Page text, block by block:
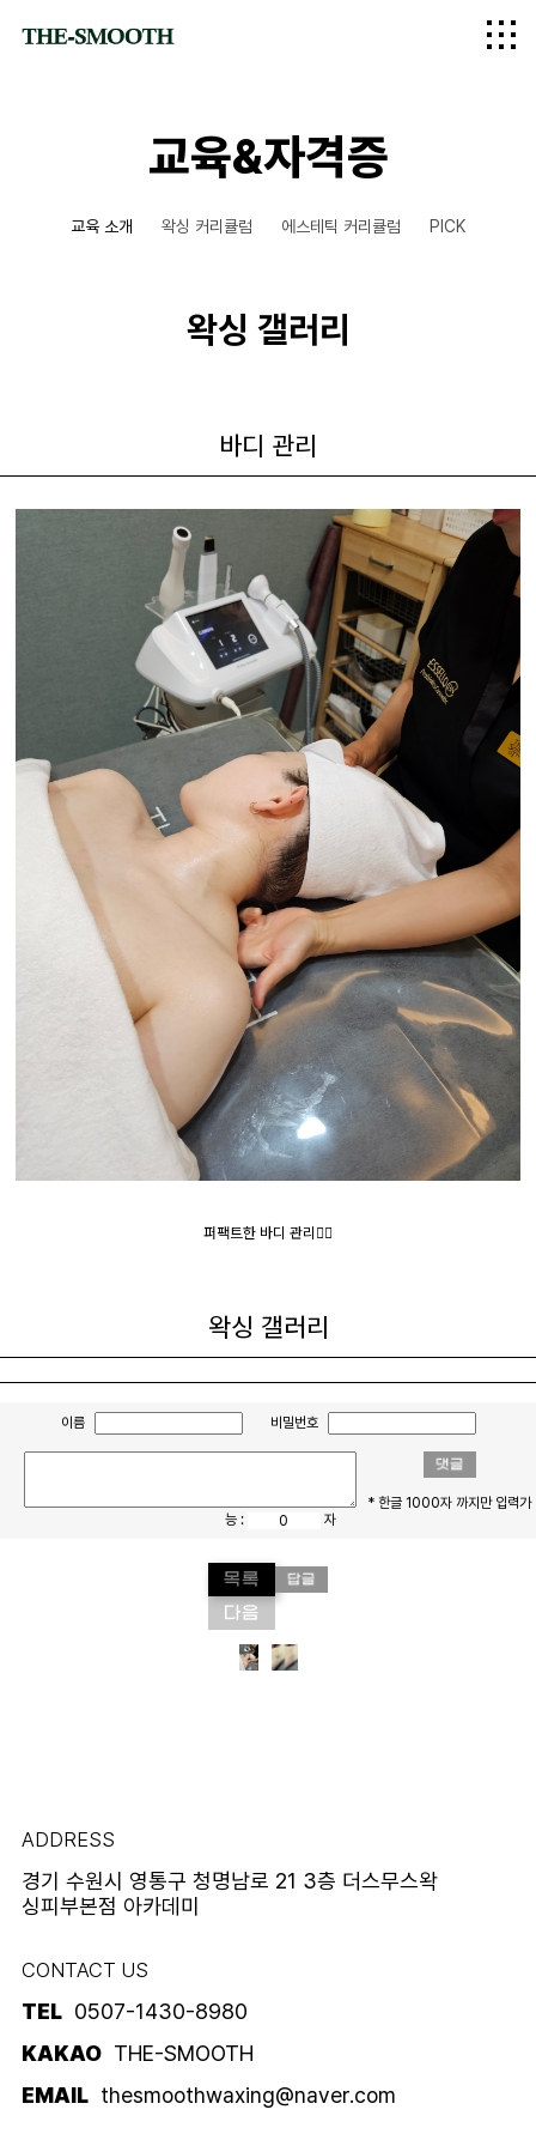
logo
교육&자격증
교육 소개 왁싱 커리큘럼 에스테틱 커리큘럼 PICK
왁싱 갤러리
바디 관리
퍼팩트한 바디 관리🙆‍♀️
왁싱 갤러리
이름 비밀번호
* 한글 1000자 까지만 입력가
능 :
자
ADDRESS
경기 수원시 영통구 청명남로 21 3층 더스무스왁
싱피부본점 아카데미
CONTACT US
TEL 0507-1430-8980
KAKAO THE-SMOOTH
EMAIL thesmoothwaxing@naver.com